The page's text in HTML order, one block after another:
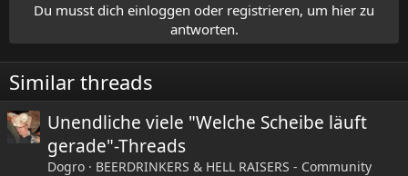
o
n
e
n
:
Du musst dich einloggen oder registrieren, um hier zu
antworten.
Similar threads
Unendliche viele "Welche Scheibe läuft
gerade"-Threads
Dogro
BEERDRINKERS & HELL RAISERS - Community